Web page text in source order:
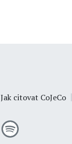
Jak citovat CoJeCo